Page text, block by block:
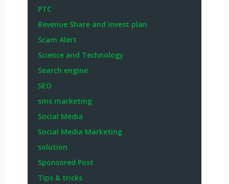
PTC
Revenue Share and invest plan
Scam Alert
Science and Technology
Search engine
SEO
sms marketing
Social Media
Social Media Marketing
solution
Sponsored Post
Tips & tricks